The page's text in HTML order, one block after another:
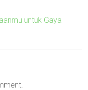
untuk Gaya